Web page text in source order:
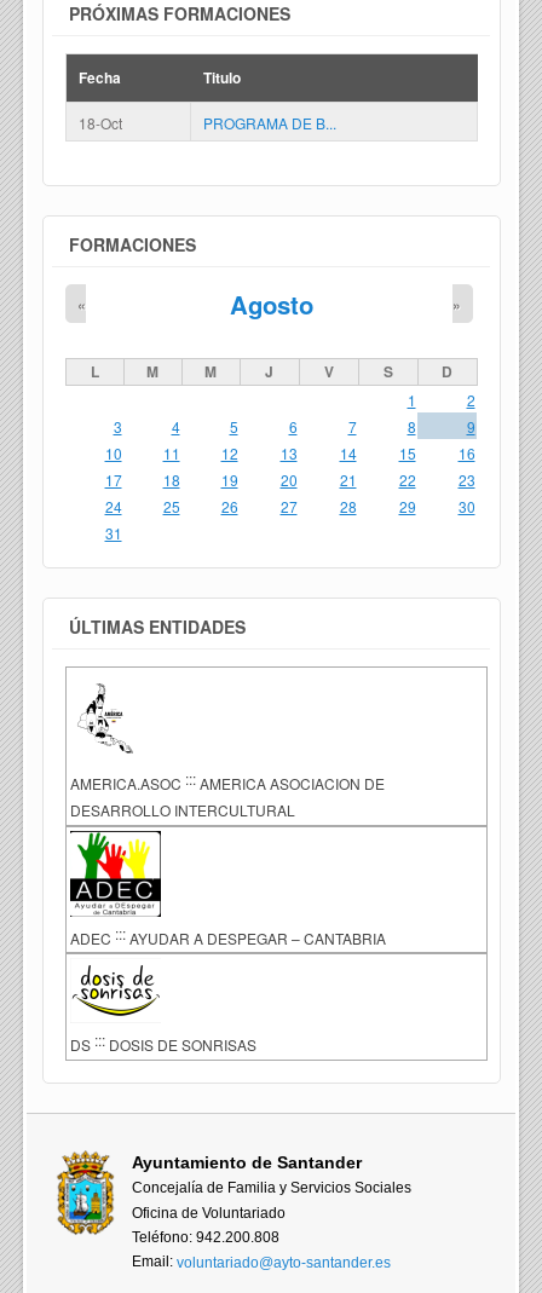
PRÓXIMAS FORMACIONES
Fecha Titulo
18-Oct PROGRAMA DE B...
FORMACIONES
Agosto
« »
L M M J V S D
1
2
3
4 5 6 7 8
9
10
11 12 13 14 15
16
17
18 19 20 21 22
23
24
25 26 27 28 29
30
31
ÚLTIMAS ENTIDADES
AMERICA.ASOC ::: AMERICA ASOCIACION DE
DESARROLLO INTERCULTURAL
ADEC ::: AYUDAR A DESPEGAR – CANTABRIA
DS ::: DOSIS DE SONRISAS
Ayuntamiento de Santander
Concejalía de Familia y Servicios Sociales
Oficina de Voluntariado
Teléfono: 942.200.808
Email:voluntariado@ayto-santander.es